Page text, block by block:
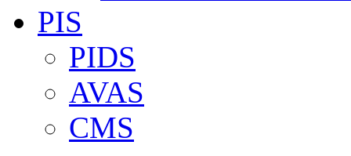
PIS
PIDS
AVAS
CMS